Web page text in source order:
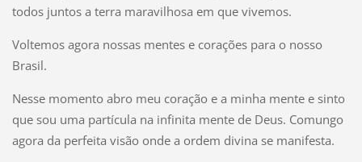
todos juntos a terra maravilhosa em que vivemos.
Voltemos agora nossas mentes e corações para o nosso
Brasil.
Nesse momento abro meu coração e a minha mente e sinto
que sou uma partícula na infinita mente de Deus. Comungo
agora da perfeita visão onde a ordem divina se manifesta.